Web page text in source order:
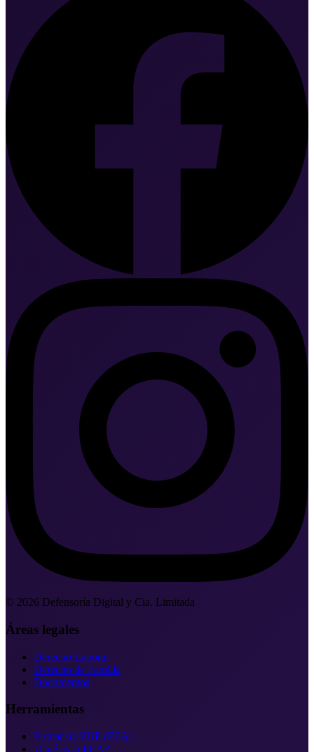
© 2026 Defensoría Digital y Cia. Limitada
Áreas legales
Derecho Laboral
Derecho de Familia
Documentos
Herramientas
Firmar mi PDF (FEA)
¿Qué es la FEA?